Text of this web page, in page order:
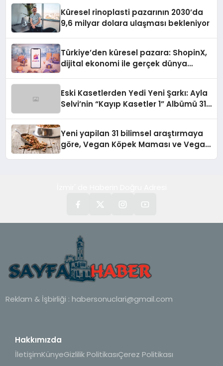
Küresel rinoplasti pazarının 2030’da
9,6 milyar dolara ulaşması bekleniyor
Türkiye’den küresel pazara: ShopinX,
dijital ekonomi ile gerçek dünya
Eski Kasetlerden Yedi Yeni Şarkı: Ayla
Selvi’nin “Kayıp Kasetler 1” Albümü 31
Yeni yapilan 31 bilimsel araştırmaya
göre, Vegan Köpek Maması ve Vegan
Reklam & İşbirliği : habersonuclari@gmail.com
Hakkımızda
İletişimKünyeGizlilik PolitikasıÇerez Politikası